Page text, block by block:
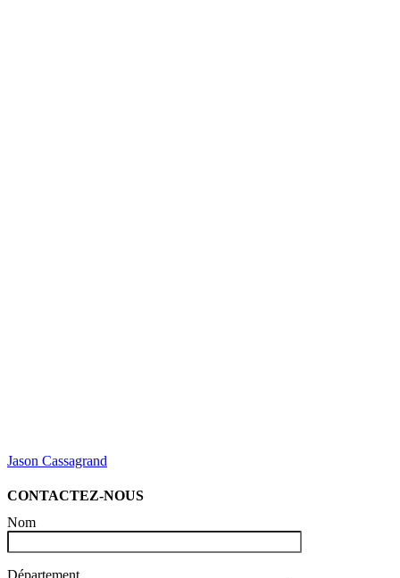
Jason Cassagrand
CONTACTEZ-NOUS
Nom
Département